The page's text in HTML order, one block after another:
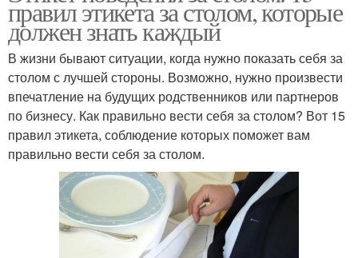
правил этикета за столом, которые
должен знать каждый
В жизни бывают ситуации, когда нужно показать себя за
столом с лучшей стороны. Возможно, нужно произвести
впечатление на будущих родственников или партнеров
по бизнесу. Как правильно вести себя за столом? Вот 15
правил этикета, соблюдение которых поможет вам
правильно вести себя за столом.